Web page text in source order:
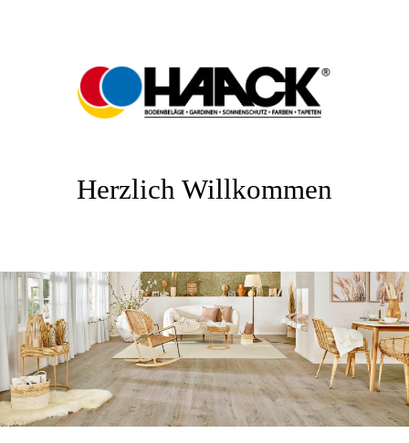
Herzlich Willkommen